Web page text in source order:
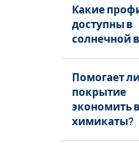
Какие
доступны в
солнечной
Помогает
покрытие
экономить
химикаты?